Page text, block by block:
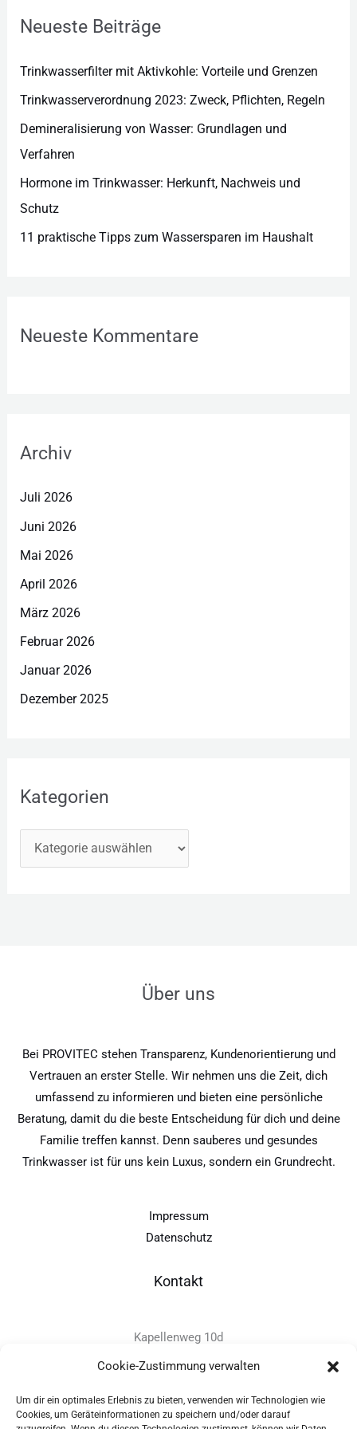
Cookie-Zustimmung verwalten
Um dir ein optimales Erlebnis zu bieten, verwenden wir Technologien wie
Cookies, um Geräteinformationen zu speichern und/oder darauf
Neueste Beiträge
Trinkwasserfilter mit Aktivkohle: Vorteile und Grenzen
Trinkwasserverordnung 2023: Zweck, Pflichten, Regeln
Demineralisierung von Wasser: Grundlagen und
Verfahren
Hormone im Trinkwasser: Herkunft, Nachweis und
Schutz
11 praktische Tipps zum Wassersparen im Haushalt
Neueste Kommentare
Archiv
Juli 2026
Juni 2026
Mai 2026
April 2026
März 2026
Februar 2026
Januar 2026
Dezember 2025
Kategorien
r
e
n
Über uns
Bei PROVITEC stehen Transparenz, Kundenorientierung und
Vertrauen an erster Stelle. Wir nehmen uns die Zeit, dich
umfassend zu informieren und bieten eine persönliche
Beratung, damit du die beste Entscheidung für dich und deine
Familie treffen kannst. Denn sauberes und gesundes
Trinkwasser ist für uns kein Luxus, sondern ein Grundrecht.
Impressum
Datenschutz
Kontakt
Kapellenweg 10d
D-94575 Windorf
+49 - (0)8546 - 97 39 0